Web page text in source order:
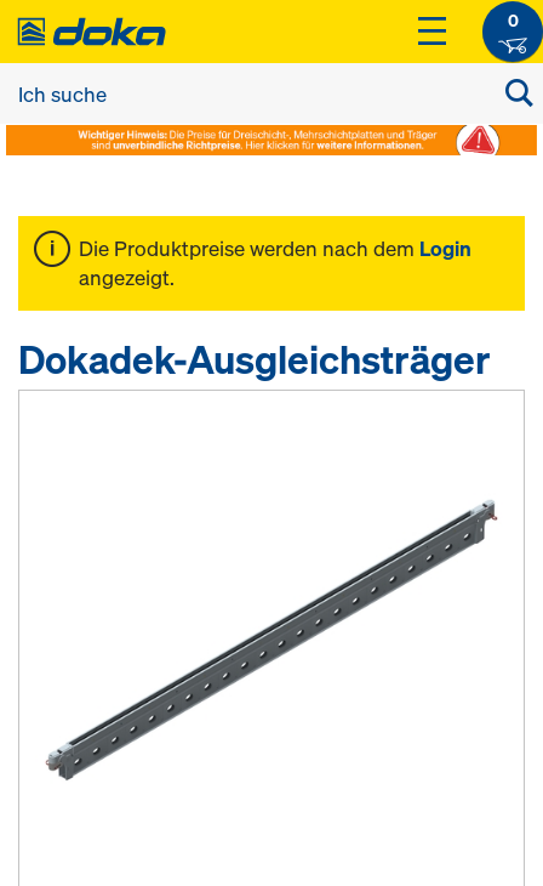
0
Die Produktpreise werden nach dem Login
angezeigt.
Dokadek-Ausgleichsträger